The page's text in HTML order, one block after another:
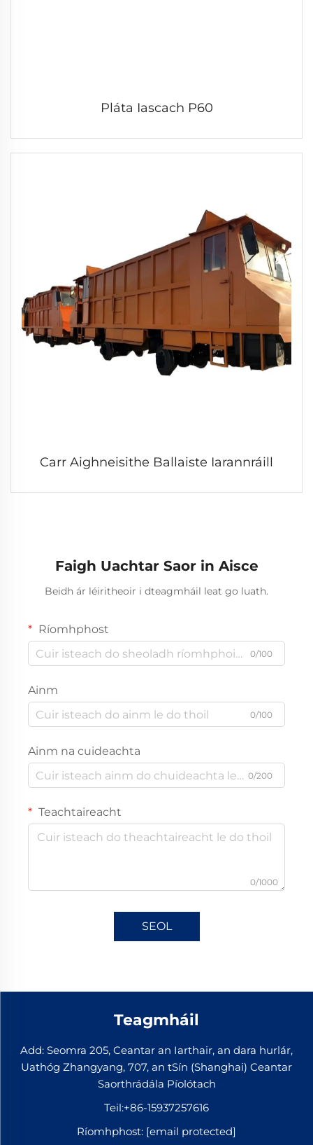
Pláta Iascach P60
Carr Aighneisithe Ballaiste Iarannráill
Faigh Uachtar Saor in Aisce
Beidh ár léiritheoir i dteagmháil leat go luath.
Ríomhphost
0/100
Ainm
0/100
Ainm na cuideachta
0/200
Teachtaireacht
0/1000
SEOL
Teagmháil
Add: Seomra 205, Ceantar an Iarthair, an dara hurlár,
Uathóg Zhangyang, 707, an tSín (Shanghai) Ceantar
Saorthrádála Píolótach
Teil:+86-15937257616
Ríomhphost: [email protected]